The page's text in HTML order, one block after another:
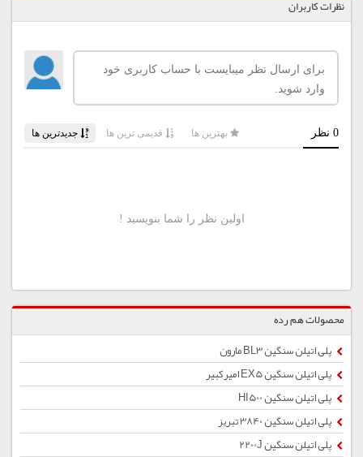
نظرات کاربران
محصولات هم رده
پلی اتیلن سنگین BL3 مارون
پلی اتیلن سنگین EX5 امیركبیر
پلی اتیلن سنگین HI500
پلی اتیلن سنگین 3840 تبریز
پلی اتیلن سنگین 2200J